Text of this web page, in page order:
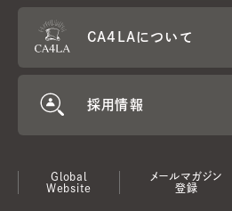
CA4LAについて
採用情報
Global
Website
メールマガジン
登録